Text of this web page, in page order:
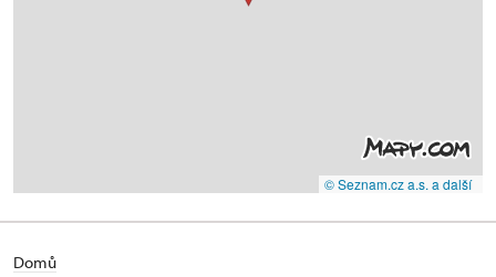
© Seznam.cz a.s. a další
Domů